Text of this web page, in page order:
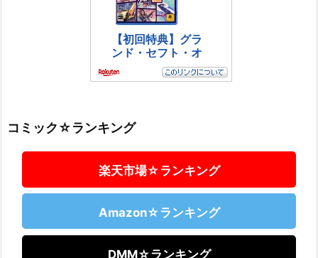
コミック☆ランキング
楽天市場☆ランキング
Amazon☆ランキング
DMM☆ランキング